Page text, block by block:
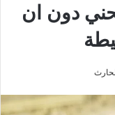
دون ان